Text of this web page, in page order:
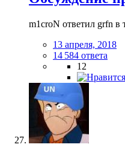
m1croN ответил grfn в
13 апреля, 2018
14 584 ответа
12